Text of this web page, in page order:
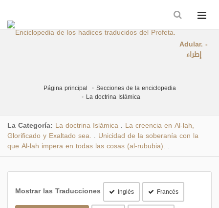
Adular. -
إطراء
Página principal
Secciones de la enciclopedia
La doctrina Islámica
La Categoría: La doctrina Islámica La creencia en Al-lah,
Glorificado y Exaltado sea. Unicidad de la soberanía con la
que Al-lah impera en todas las cosas (al-rububia).
Mostrar las Traducciones Inglés Francés